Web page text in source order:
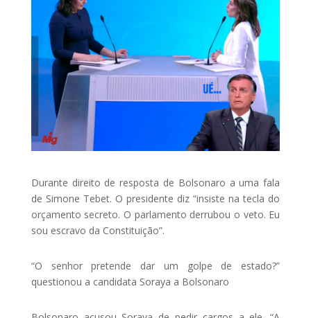
Durante direito de resposta de Bolsonaro a uma fala
de Simone Tebet. O presidente diz “insiste na tecla do
orçamento secreto. O parlamento derrubou o veto. Eu
sou escravo da Constituição”.
“O senhor pretende dar um golpe de estado?”
questionou a candidata Soraya a Bolsonaro